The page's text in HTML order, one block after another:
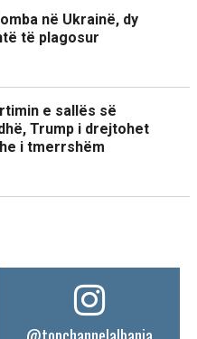
në Ukrainë, dy
të plagosur
e sallës së
Trump i drejtohet
i tmerrshëm